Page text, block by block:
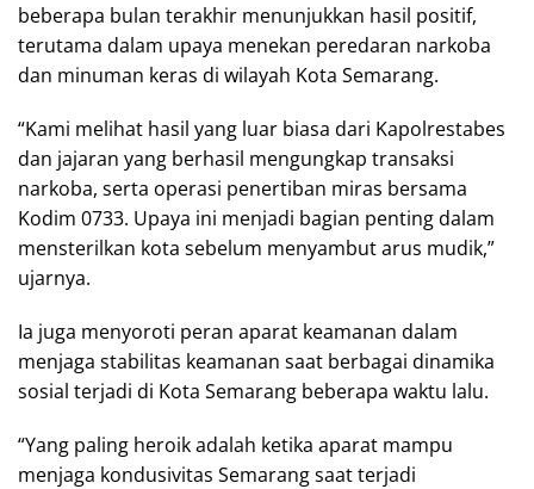
beberapa bulan terakhir menunjukkan hasil positif,
terutama dalam upaya menekan peredaran narkoba
dan minuman keras di wilayah Kota Semarang.
“Kami melihat hasil yang luar biasa dari Kapolrestabes
dan jajaran yang berhasil mengungkap transaksi
narkoba, serta operasi penertiban miras bersama
Kodim 0733. Upaya ini menjadi bagian penting dalam
mensterilkan kota sebelum menyambut arus mudik,”
ujarnya.
Ia juga menyoroti peran aparat keamanan dalam
menjaga stabilitas keamanan saat berbagai dinamika
sosial terjadi di Kota Semarang beberapa waktu lalu.
“Yang paling heroik adalah ketika aparat mampu
menjaga kondusivitas Semarang saat terjadi